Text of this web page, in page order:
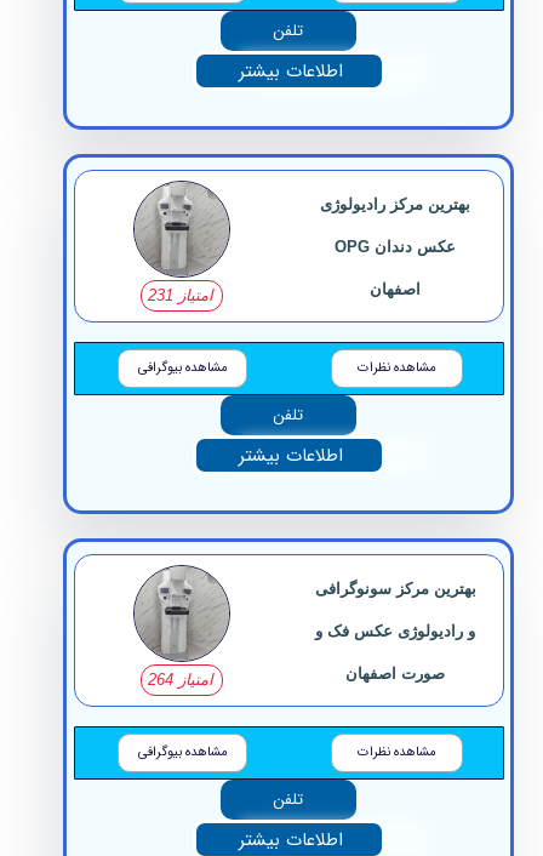
تلفن
اطلاعات بیشتر
بهترین مرکز رادیولوژی
عکس دندان OPG
مشاهده نظرات مشاهده بیوگرافی
تلفن
اطلاعات بیشتر
بهترین مرکز سونوگرافی
و رادیولوژی عکس فک و
صورت اصفهان
مشاهده نظرات مشاهده بیوگرافی
تلفن
اطلاعات بیشتر